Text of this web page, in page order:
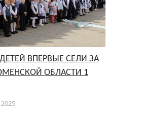
ВПЕРВЫЕ СЕЛИ ЗА
ОБЛАСТИ 1